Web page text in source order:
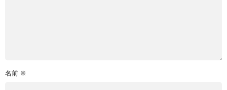
名前 ※